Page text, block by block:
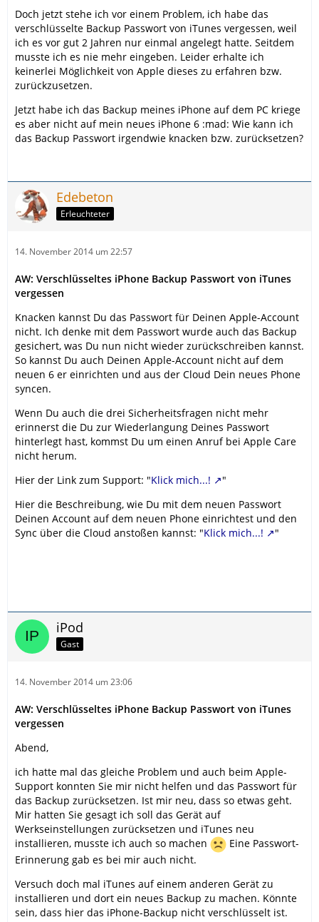
Doch jetzt stehe ich vor einem Problem, ich habe das
verschlüsselte Backup Passwort von iTunes vergessen, weil
ich es vor gut 2 Jahren nur einmal angelegt hatte. Seitdem
musste ich es nie mehr eingeben. Leider erhalte ich
keinerlei Möglichkeit von Apple dieses zu erfahren bzw.
zurückzusetzen.
Jetzt habe ich das Backup meines iPhone auf dem PC kriege
es aber nicht auf mein neues iPhone 6 :mad: Wie kann ich
das Backup Passwort irgendwie knacken bzw. zurücksetzen?
Edebeton
Erleuchteter
14. November 2014 um 22:57
AW: Verschlüsseltes iPhone Backup Passwort von iTunes
vergessen
Knacken kannst Du das Passwort für Deinen Apple-Account
nicht. Ich denke mit dem Passwort wurde auch das Backup
gesichert, was Du nun nicht wieder zurückschreiben kannst.
So kannst Du auch Deinen Apple-Account nicht auf dem
neuen 6 er einrichten und aus der Cloud Dein neues Phone
syncen.
Wenn Du auch die drei Sicherheitsfragen nicht mehr
erinnerst die Du zur Wiederlangung Deines Passwort
hinterlegt hast, kommst Du um einen Anruf bei Apple Care
nicht herum.
Hier der Link zum Support: "Klick mich...!
"
Hier die Beschreibung, wie Du mit dem neuen Passwort
Deinen Account auf dem neuen Phone einrichtest und den
Sync über die Cloud anstoßen kannst: "Klick mich...! "
iPod
Gast
14. November 2014 um 23:06
AW: Verschlüsseltes iPhone Backup Passwort von iTunes
vergessen
Abend,
ich hatte mal das gleiche Problem und auch beim Apple-
Support konnten Sie mir nicht helfen und das Passwort für
das Backup zurücksetzen. Ist mir neu, dass so etwas geht.
Mir hatten Sie gesagt ich soll das Gerät auf
Werkseinstellungen zurücksetzen und iTunes neu
installieren, musste ich auch so machen
Eine Passwort-
Erinnerung gab es bei mir auch nicht.
Versuch doch mal iTunes auf einem anderen Gerät zu
installieren und dort ein neues Backup zu machen. Könnte
sein, dass hier das iPhone-Backup nicht verschlüsselt ist.